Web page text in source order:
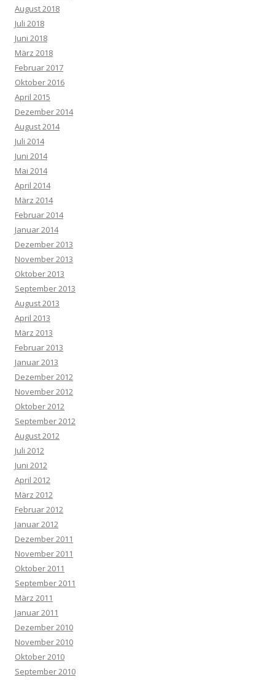
August 2018
Juli 2018
Juni 2018
März 2018
Februar 2017
Oktober 2016
April 2015
Dezember 2014
August 2014
Juli 2014
Juni 2014
Mai 2014
April 2014
März 2014
Februar 2014
Januar 2014
Dezember 2013
November 2013
Oktober 2013
September 2013
August 2013
April 2013
März 2013
Februar 2013
Januar 2013
Dezember 2012
November 2012
Oktober 2012
September 2012
August 2012
Juli 2012
Juni 2012
April 2012
März 2012
Februar 2012
Januar 2012
Dezember 2011
November 2011
Oktober 2011
September 2011
März 2011
Januar 2011
Dezember 2010
November 2010
Oktober 2010
September 2010